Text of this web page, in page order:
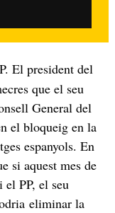
El president del
que el seu
General del
el bloqueig en la
espanyols. En
si aquest mes de
PP, el seu
eliminar la